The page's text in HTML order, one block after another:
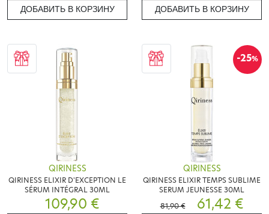
ДОБАВИТЬ В КОРЗИНУ ДОБАВИТЬ В КОРЗИНУ
QIRINESS
QIRINESS ELIXIR D'EXCEPTION LE
SÉRUM INTÉGRAL 30ML
109,90 €
-25%
QIRINESS
QIRINESS ELIXIR TEMPS SUBLIME
SERUM JEUNESSE 30ML
81,90 €
61,42 €